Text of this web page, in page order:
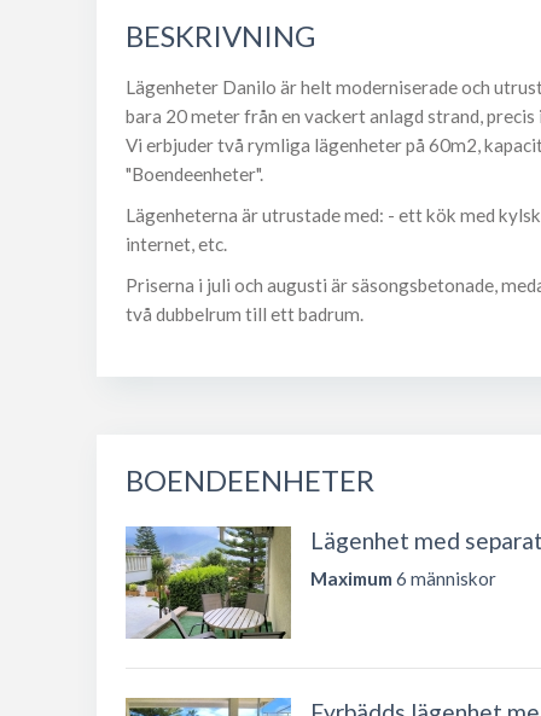
BESKRIVNING
Lägenheter Danilo är helt moderniserade och
bara 20 meter från en vackert anlagd strand,
Vi erbjuder två rymliga lägenheter på 60m2,
"Boendeenheter".
Lägenheterna är utrustade med: - ett kök med
internet, etc.
Priserna i juli och augusti är säsongsbetonade,
två dubbelrum till ett badrum.
BOENDEENHETER
Lägenhet med
Maximum 6 människor